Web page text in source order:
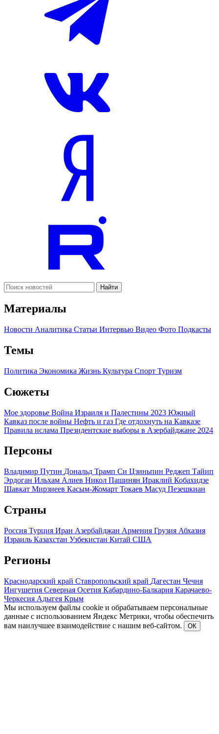
Найти
Материалы
Новости Аналитика Статьи Интервью Видео Фото Подкасты
Темы
Политика Экономика Жизнь Культура Спорт Туризм
Сюжеты
Мое здоровье Война Израиля и Палестины 2023 Южный
Кавказ после войны Нефть и газ Где отдохнуть на Кавказе
Правила ислама Президентские выборы в Азербайджане 2024
Персоны
Владимир Путин Дональд Трамп Си Цзиньпин Реджеп Тайип
Эрдоган Ильхам Алиев Никол Пашинян Ираклий Кобахидзе
Шавкат Мирзиеев Касым-Жомарт Токаев Масуд Пезешкиан
Страны
Россия Турция Иран Азербайджан Армения Грузия Абхазия
Израиль Казахстан Узбекистан Китай США
Регионы
Краснодарский край Ставропольский край Дагестан Чечня
Ингушетия Северная Осетия Кабардино-Балкария Карачаево-
Черкесия Адыгея Крым
Мы используем файлы cookie и обрабатываем персональные
данные с использованием Яндекс Метрики, чтобы обеспечить
вам наилучшее взаимодействие с нашим веб-сайтом.
ОК